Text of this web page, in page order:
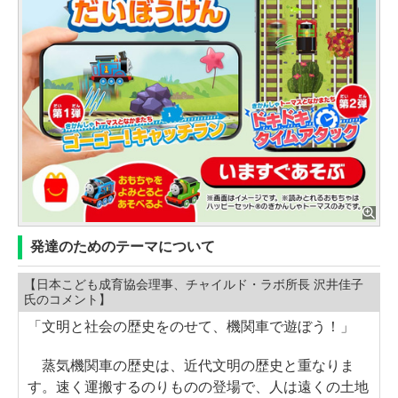
発達のためのテーマについて
【日本こども成育協会理事、チャイルド・ラボ所長 沢井佳子
氏のコメント】
「文明と社会の歴史をのせて、機関車で遊ぼう！」
蒸気機関車の歴史は、近代文明の歴史と重なりま
す。速く運搬するのりものの登場で、人は遠くの土地